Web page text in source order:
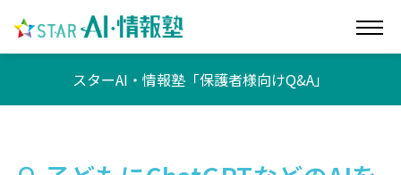
スターAI・情報塾「保護者様向けQ&A」